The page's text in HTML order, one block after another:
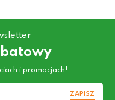
i promocjach!
ZAPISZ